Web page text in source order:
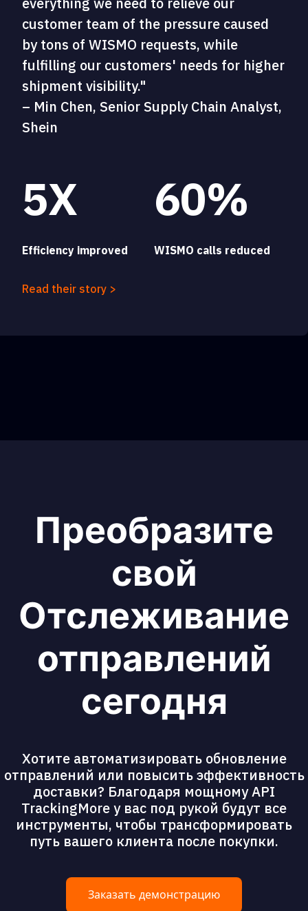
customer team of the pressure caused
by tons of WISMO requests, while
fulfilling our customers' needs for higher
shipment visibility."
– Min Chen, Senior Supply Chain Analyst,
Shein
5X
Efficiency improved
60%
WISMO calls reduced
Read their story >
Преобразите
свой
Отслеживание
отправлений
сегодня
Хотите автоматизировать обновление
отправлений или повысить эффективность
доставки? Благодаря мощному API
TrackingMore у вас под рукой будут все
инструменты, чтобы трансформировать
путь вашего клиента после покупки.
Заказать демонстрацию